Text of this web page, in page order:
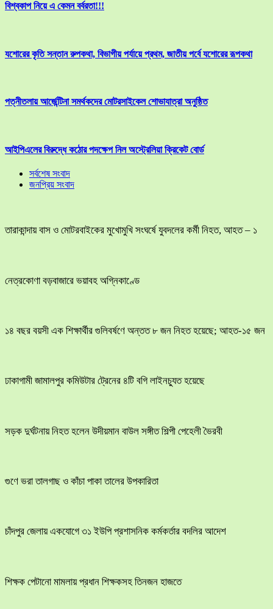
বিশ্বকাপ নিয়ে এ কেমন বর্বরতা!!!
যশোরের কৃতি সন্তান রুপকথা, বিভাগীয় পর্যায়ে প্রথম, জাতীয় পর্বে যশোরের রূপকথা
পত্নীতলায় আর্জেন্টিনা সমর্থকদের মোটরসাইকেল শোভাযাত্রা অনুষ্ঠিত
আইপিএলের বিরুদ্ধে কঠোর পদক্ষেপ নিল অস্ট্রেলিয়া ক্রিকেট বোর্ড
সর্বশেষ সংবাদ
জনপ্রিয় সংবাদ
তারাকান্দায় বাস ও মোটরবাইকের মুখোমুখি সংঘর্ষে যুবদলের কর্মী নিহত, আহত – ১
নেত্রকোণা বড়বাজারে ভয়াবহ অগ্নিকাণ্ডে
১৪ বছর বয়সী এক শিক্ষার্থীর গুলিবর্ষণে অন্তত ৮ জন নিহত হয়েছে; আহত-১৫ জন
ঢাকাগামী জামালপুর কমিউটার ট্রেনের ৪টি বগি লাইনচ্যুত হয়েছে
সড়ক দুর্ঘটনায় নিহত হলেন উদীয়মান বাউল সঙ্গীত শিল্পী পেহেলী ভৈরবী
গুণে ভরা তালগাছ ও কাঁচা পাকা তালের উপকারিতা
চাঁদপুর জেলায় একযোগে ৩১ ইউপি প্রশাসনিক কর্মকর্তার বদলির আদেশ
শিক্ষক পেটানো মামলায় প্রধান শিক্ষকসহ তিনজন হাজতে